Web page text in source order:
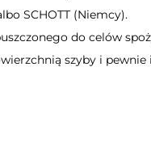
SCHOTT (Niemcy).
do celów
szyby i